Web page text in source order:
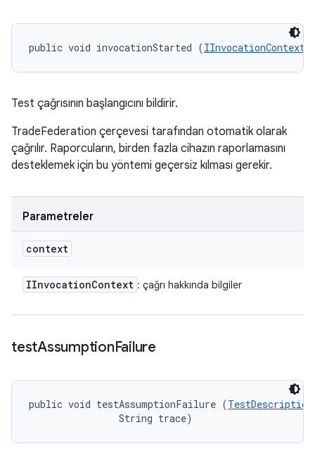
public void invocationStarted (IInvocationContext
Test çağrısının başlangıcını bildirir.
TradeFederation çerçevesi tarafından otomatik olarak
çağrılır. Raporcuların, birden fazla cihazın raporlamasını
desteklemek için bu yöntemi geçersiz kılması gerekir.
Parametreler
context
IInvocationContext : çağrı hakkında bilgiler
testAssumptionFailure
public void testAssumptionFailure (TestDescription
                String trace)